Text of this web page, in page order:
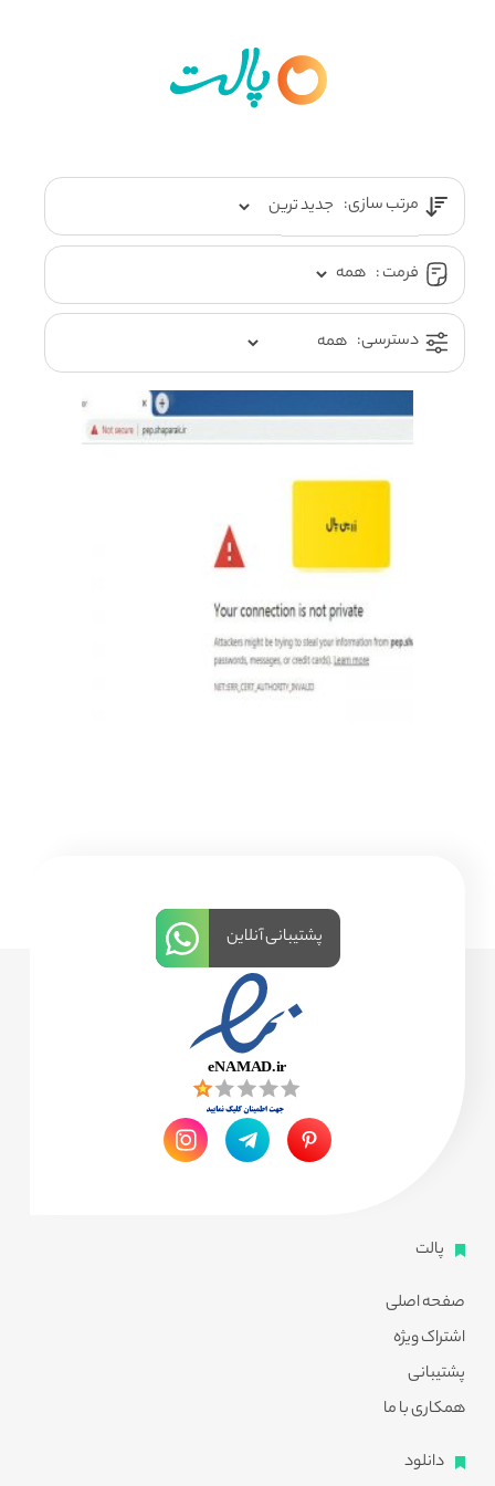
مرتب سازی:
فرمت :
دسترسی:
پالت
صفحه اصلی
اشتراک ویژه
پشتیبانی
همکاری با ما
دانلود
پشتیبانی آنلاین